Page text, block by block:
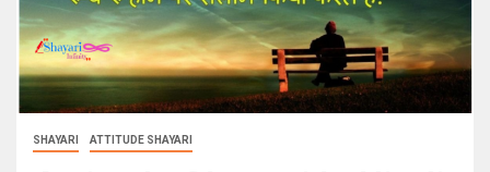
SHAYARI ATTITUDE SHAYARI